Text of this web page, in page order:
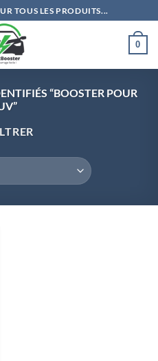
TOUS LES PRODUITS...
0
“BOOSTER POUR